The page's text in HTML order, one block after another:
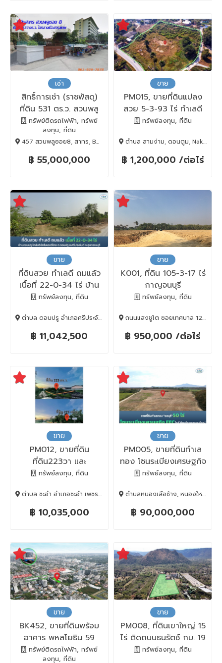
เช่า
สิทธิ์การเช่า (ราชพัสดุ)
ที่ดิน 531 ตร.ว. สวนพลู
ซอย 8
ทรัพย์ติดรถไฟฟ้า, ทรัพย์
ลงทุน, ที่ดิน
457 สวนพลูซอย8, สาทร, BANGKOK , 10120
฿ 55,000,000
ขาย
PM015, ขายที่ดินแปลง
สวย 5-3-93 ไร่ ทำเลดี
ติดถนนเทศบาลสามง่าม
นครปฐม
ทรัพย์ลงทุน, ที่ดิน
ตำบล สามง่าม, ดอนตูม, Nakhon Pathom, 73150
฿ 1,200,000 /ต่อไร่
ขาย
ที่ดินสวย ทำเลดี ถมแล้ว
เนื้อที่ 22-0-34 ไร่ บ้าน
ดอนปรู ใกล้บริษัทไบเออร์
อ.ศรีประจันต์ จ.สุพรรณบุรี
ทรัพย์ลงทุน, ที่ดิน
ตำบล ดอนปรู อำเภอศรีประจันต์ สุพรรณบุรี 72140, ศรีประจันต์, Suphan Buri, 72140
฿ 11,042,500
ขาย
K001, ที่ดิน 105-3-17 ไร่
กาญจนบุรี
ทรัพย์ลงทุน, ที่ดิน
ถนนแสงชูโต ซอยเทศบาล 12 ตำบลท่ามะกา, ท่ามะกา, Kanchanaburi, 71120
฿ 950,000 /ต่อไร่
ขาย
PM012, ขายที่ดิน
ที่ดิน223วา และ
ที่ดิน225วา ซ.เจ้าลาย5
แล้ว
ทรัพย์ลงทุน, ที่ดิน
ตำบล ชะอำ อำเภอชะอำ เพชรบุรี 76120, ชะอำ, Phetchaburi, 76120
฿ 10,035,000
ขาย
PM005, ขายที่ดินทำเล
ทอง โซนระเบียงเศรษฐกิจ
EEC ชลบุรี-หนองใหญ่
ทรัพย์ลงทุน, ที่ดิน
ตำบลหนองเสือช้าง, หนองใหญ่, Chon Buri, 20190
฿ 90,000,000
ขาย
BK452, ขายที่ดินพร้อม
อาคาร พหลโยธิน 59
เนื้อที่ 452 ตรว. ใกล้
ทรัพย์ติดรถไฟฟ้า, ทรัพย์
ลงทุน, ที่ดิน
ขาย
PM008, ที่ดินเขาใหญ่ 15
ไร่ ติดถนนธนรัตช์ กม. 19
ติด โรงแรม เลอมอนเต้
ทรัพย์ลงทุน, ที่ดิน